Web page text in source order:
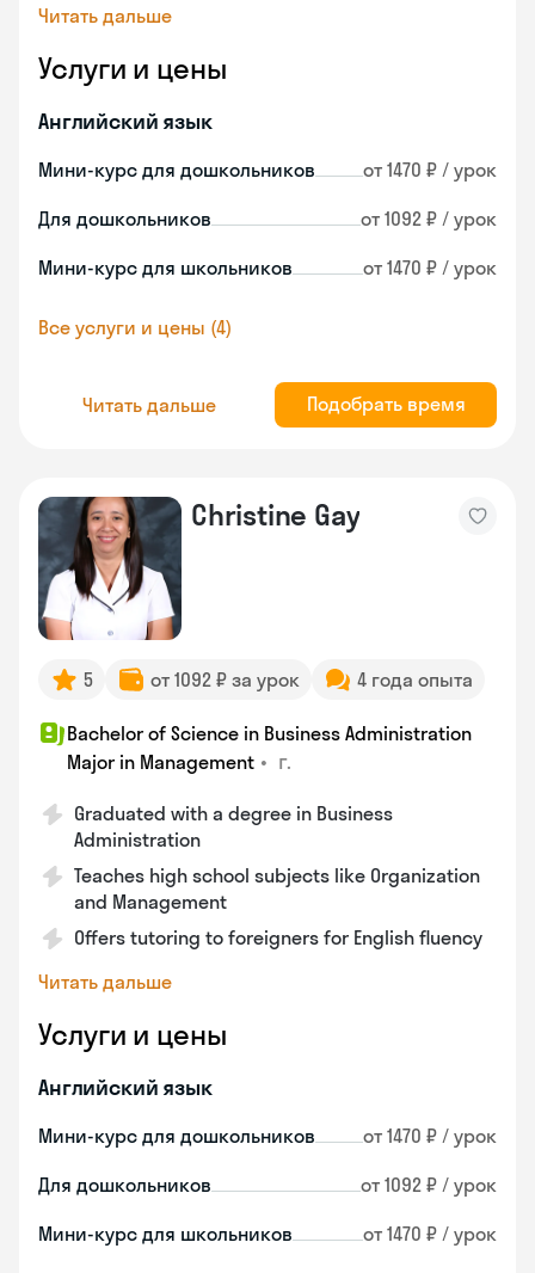
Читать дальше
Услуги и цены
Английский язык
Мини-курс для дошкольников от 1470 ₽ / урок
Для дошкольников от 1092 ₽ / урок
Мини-курс для школьников от 1470 ₽ / урок
Все услуги и цены (4)
Читать дальше Подобрать время
Christine Gay
5 от 1092 ₽ за урок 4 года опыта
Bachelor of Science in Business Administration
Major in Management • г.
Graduated with a degree in Business
Administration
Teaches high school subjects like Organization
and Management
Offers tutoring to foreigners for English fluency
Читать дальше
Услуги и цены
Английский язык
Мини-курс для дошкольников от 1470 ₽ / урок
Для дошкольников от 1092 ₽ / урок
Мини-курс для школьников от 1470 ₽ / урок